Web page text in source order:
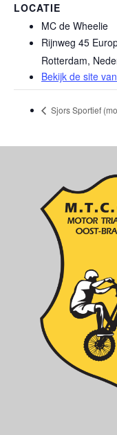
LOCATIE
MC de Wheelie
Rijnweg 45
Rotterdam,
Bekijk de site
Sjors Sportief